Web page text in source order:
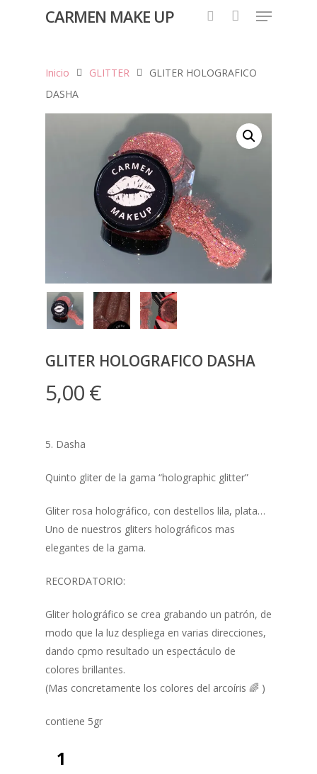
CARMEN MAKE UP
Inicio GLITTER
GLITER HOLOGRAFICO
DASHA
GLITER HOLOGRAFICO DASHA
5,00€
5. Dasha
Quinto gliter de la gama “holographic glitter”
Gliter rosa holográfico, con destellos lila, plata…
Uno de nuestros gliters holográficos mas
elegantes de la gama.
RECORDATORIO:
Gliter holográfico se crea grabando un patrón, de
modo que la luz despliega en varias direcciones,
dando cpmo resultado un espectáculo de
colores brillantes.
(Mas concretamente los colores del arcoíris 🌈 )
contiene 5gr